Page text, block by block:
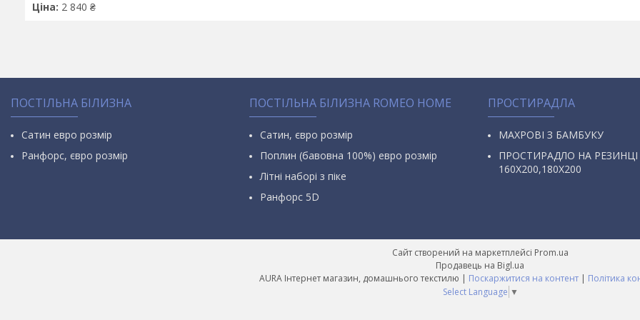
Ціна: 2 840 ₴
ПОСТІЛЬНА БІЛИЗНА
Сатин евро розмір
Ранфорс, євро розмір
ПОСТІЛЬНА БІЛИЗНА ROMEO HOME
Сатин, євро розмір
Поплин (бавовна 100%) евро розмір
Літні наборі з піке
Ранфорс 5D
ПРОСТИРАДЛА
МАХРОВІ З БАМБУКУ
ПРОСТИРАДЛО НА РЕЗИНЦІ
160Х200,180Х200
Сайт створений на маркетплейсі Prom.ua
Продавець на Bigl.ua
AURA Інтернет магазин, домашнього текстилю | Поскаржитися на контент | Політика
Select Language ▼